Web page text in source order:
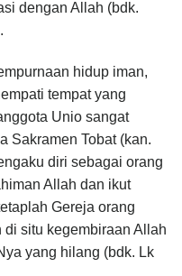
dengan Allah (bdk.
hidup iman,
tempat yang
Unio sangat
Sakramen Tobat (kan.
diri sebagai orang
Allah dan ikut
Gereja orang
situ kegembiraan Allah
yang hilang (bdk. Lk